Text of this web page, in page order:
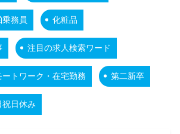
務員 化粧品
注目の求人検索ワード
ートワーク・在宅勤務 第二新卒
祝日休み